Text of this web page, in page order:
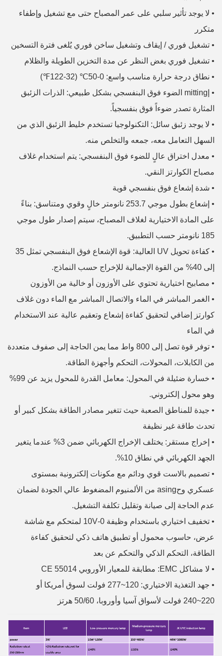
• لا يوجد تأثير سلبي على عمر المصباح حتى مع تشغيل وإطفاء
متكرر
• تشغيل فوري / إيقاف وتشغيل ساخن فوري يُلغى فترة التسخين
• تشغيل فوري بغض النظر عن مدة التخزين الطويلة والظلام
• نطاق درجة حرارة مناسب واسع: 0-50℃ (32-122℉)
•
إmitting الضوء فوق البنفسجي بشكل طبيعي: الذرات الزئبق
المثارة تصدر ضوءاً فوق بنفسجياً.
• لا يوجد زئبق سائل: التكنولوجيا تستخدم خليط الزئبق الذي من
السهل التعامل معه، جمعه والتخلص منه.
• معدل اختراق عالٍ للضوء فوق البنفسجي: يتم استخدام غلاف
مصباح الكوارتز النقي.
• شدة إشعاع فوق بنفسجي قوية
•
إشعاع بطول موجي 253.7 نانومتر خالٍ وقوي ومتناسق: بناءً
على المادة الاختيارية لغلاف المصباح، سيتم إصدار طول موجي
185 نانومتر حسب التطبيق.
•
كفاءة تحويل UV العالية: قوة الإشعاع فوق البنفسجي تمثل 35
إلى 40% من القوة الإجمالية للإخراج حسب النماذج.
• مصابيح اختيارية تحتوي على الأوزون أو خالية من الأوزون
• الغمر المباشر في الماء والاتصال المباشر مع الماء دون غلاف
كوارتز إضافي لتحقيق كفاءة إشعاع وتعقيم عالية عند الاستخدام
في الماء
•
توفر قوة تصل إلى 800 واط مما يمن الحاجة إلى صفوف متعددة
من الكابلات، المحولات، التحكم وأجهزة الطاقة.
•
خسارة ضئيلة في المحول: معامل القدرة للمحول يزيد عن 99%
وهو محول إلكتروني.
• جيدة للمناطق الصعبة حيث تتغير مصادر الطاقة بشكل كبير أو
تحدث طاقة غير نظيفة
•
إخراج مستقر: يختلف الإخراج الكهربائي ضمن 3% عندما يتغير
الجهد الكهربائي في نطاق 10%.
• تصميم بالاست قوي ودائم مع مكونات إلكترونية بمستوى
عسكري وحasing من الألمنيوم المضغوط عالي الجودة لضمان
عدم الحاجة إلى صيانة وتقليل تكلفة التشغيل.
•
تخفيف اختياري باستخدام وظيفة 0-10V لمتحكم مع شاشة
عرض، حاسوب محمول أو تطبيق هاتف ذكي لتحقيق كفاءة
الطاقة، التحكم الذكي والتحكم عن بعد
• لا مشاكل EMC: مطابقة للمعيار الأوروبي CE 55014
•
جهد التغذية الاختياري: 120~277 فولت لسوق أمريكا أو
220~240 فولت لأسواق آسيا وأوروبا، 50/60 هرتز